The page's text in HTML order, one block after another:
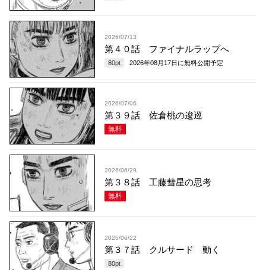
2026/07/13
第４０話 ファイナルラップへ
80pt 2026年08月17日 に無料公開予定
2026/07/06
第３９話 佐倉桃の逡巡
無料
2026/06/29
第３８話 工藤彗星の思考
無料
2026/06/22
第３７話 クルサード 動く
80pt